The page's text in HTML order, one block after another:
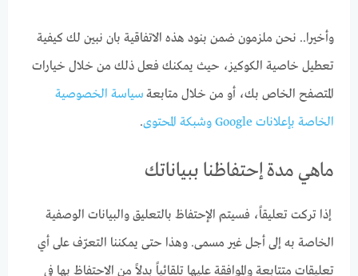
وأخيرا.. نحن ملزمون ضمن بنود هذه الاتفاقية بان نبين لك كيفية
تعطيل خاصية الكوكيز، حيث يمكنك فعل ذلك من خلال خيارات
المتصفح الخاص بك، أو من خلال متابعة سياسة الخصوصية
الخاصة بإعلانات Google وشبكة المحتوى
.
ماهي مدة إحتفاظنا ببياناتك
إذا تركت تعليقاً، فسيتم الإحتفاظ بالتعليق والبيانات الوصفية
الخاصة به إلى أجل غير مسمى. وهذا حتى يمكننا التعرّف على أي
تعليقات متتابعة والموافقة عليها تلقائياً بدلاً من الاحتفاظ بها في